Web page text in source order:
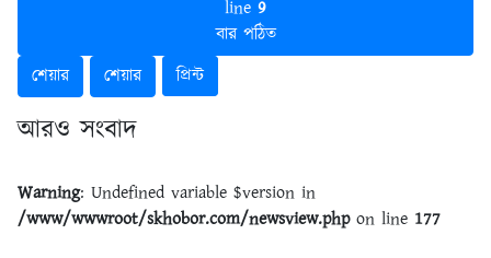
line 9
বার পঠিত
শেয়ার
শেয়ার প্রিন্ট
আরও সংবাদ
Warning: Undefined variable $version in
/www/wwwroot/skhobor.com/newsview.phpon line 177